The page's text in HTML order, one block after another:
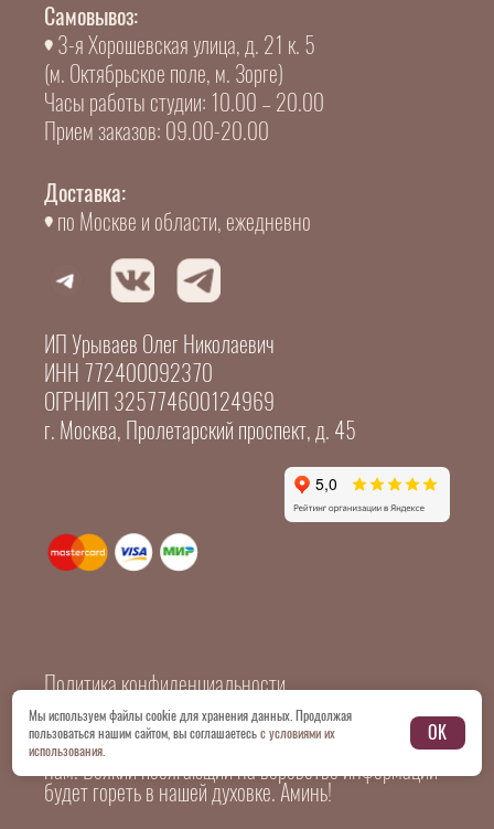
Самовывоз:
3-я Хорошевская улица, д. 21 к. 5
(м. Октябрьское поле, м. Зорге)
Часы работы студии: 10.00 – 20.00
Прием заказов: 09.00-20.00
Доставка:
по Москве и области, ежедневно
ИП Урываев Олег Николаевич
ИНН 772400092370
ОГРНИП 325774600124969
г. Москва, Пролетарский проспект, д. 45
Политика конфиденциальности
© 2026 Все картинки и копирайтинг принадлежат
нам. Всякий посягающий на воровство информации
будет гореть в нашей духовке. Аминь!
Мы используем файлы cookie для хранения данных. Продолжая
пользоваться нашим сайтом, вы соглашаетесьс условиями их
использования
OK